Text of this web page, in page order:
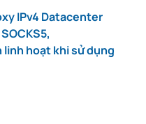
IPv4 Datacenter
linh hoạt khi sử dụng